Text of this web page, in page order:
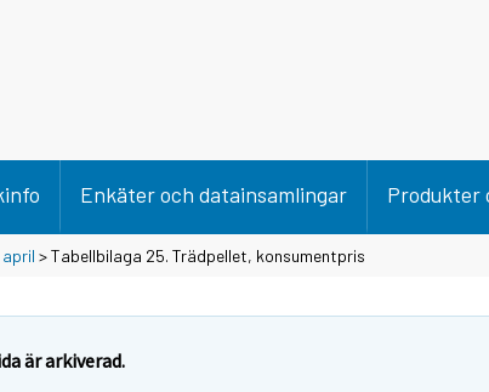
Enkäter och datainsamlingar Produkter
april > Tabellbilaga 25. Trädpellet, konsumentpris
är arkiverad.